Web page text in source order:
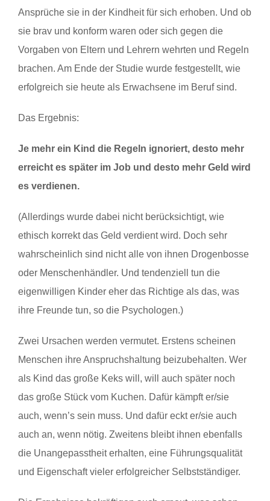
Ansprüche sie in der Kindheit für sich erhoben. Und ob
sie brav und konform waren oder sich gegen die
Vorgaben von Eltern und Lehrern wehrten und Regeln
brachen. Am Ende der Studie wurde festgestellt, wie
erfolgreich sie heute als Erwachsene im Beruf sind.
Das Ergebnis:
Je mehr ein Kind die Regeln ignoriert, desto mehr
erreicht es später im Job und desto mehr Geld wird
es verdienen.
(Allerdings wurde dabei nicht berücksichtigt, wie
ethisch korrekt das Geld verdient wird. Doch sehr
wahrscheinlich sind nicht alle von ihnen Drogenbosse
oder Menschenhändler. Und tendenziell tun die
eigenwilligen Kinder eher das Richtige als das, was
ihre Freunde tun, so die Psychologen.)
Zwei Ursachen werden vermutet. Erstens scheinen
Menschen ihre Anspruchshaltung beizubehalten. Wer
als Kind das große Keks will, will auch später noch
das große Stück vom Kuchen. Dafür kämpft er/sie
auch, wenn’s sein muss. Und dafür eckt er/sie auch
auch an, wenn nötig. Zweitens bleibt ihnen ebenfalls
die Unangepasstheit erhalten, eine Führungsqualität
und Eigenschaft vieler erfolgreicher Selbstständiger.